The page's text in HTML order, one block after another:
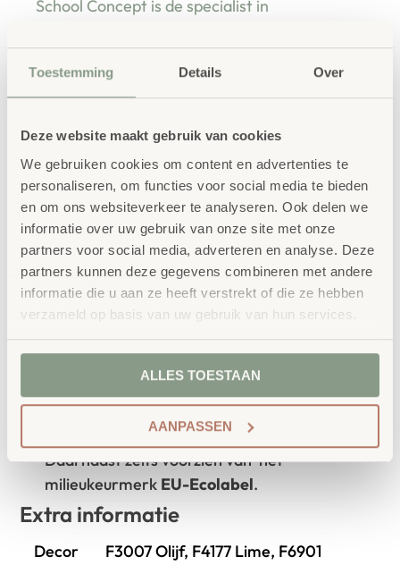
Toestemming Details Over
Deze website maakt gebruik van cookies
We gebruiken cookies om content en advertenties te
personaliseren, om functies voor social media te bieden
en om ons websiteverkeer te analyseren. Ook delen we
informatie over uw gebruik van onze site met onze
partners voor social media, adverteren en analyse. Deze
partners kunnen deze gegevens combineren met andere
informatie die u aan ze heeft verstrekt of die ze hebben
verzameld op basis van uw gebruik van hun services.
ALLES TOESTAAN
AANPASSEN
School Concept is de specialist in
leeromgeving inspireert wanneer deze
aansluit bij de behoeften van kinderen én
leerkrachten.
Waarom School Concept?
Maatwerk: ieder project start vanuit uw idee
en onze ervaring
Kwaliteit: al ons school- en
voldoet aan GS- en TÜV-keuringen
Duurzaamheid: wij werken met circulaire
producten, waaronder onzeOneWood-lijnvan
-gecertificeerd Scandinavisch hout.
Daarnaast zelfs voorzien van het
milieukeurmerk EU-Ecolabel.
Extra informatie
Decor
F3007 Olijf, F4177 Lime, F6901